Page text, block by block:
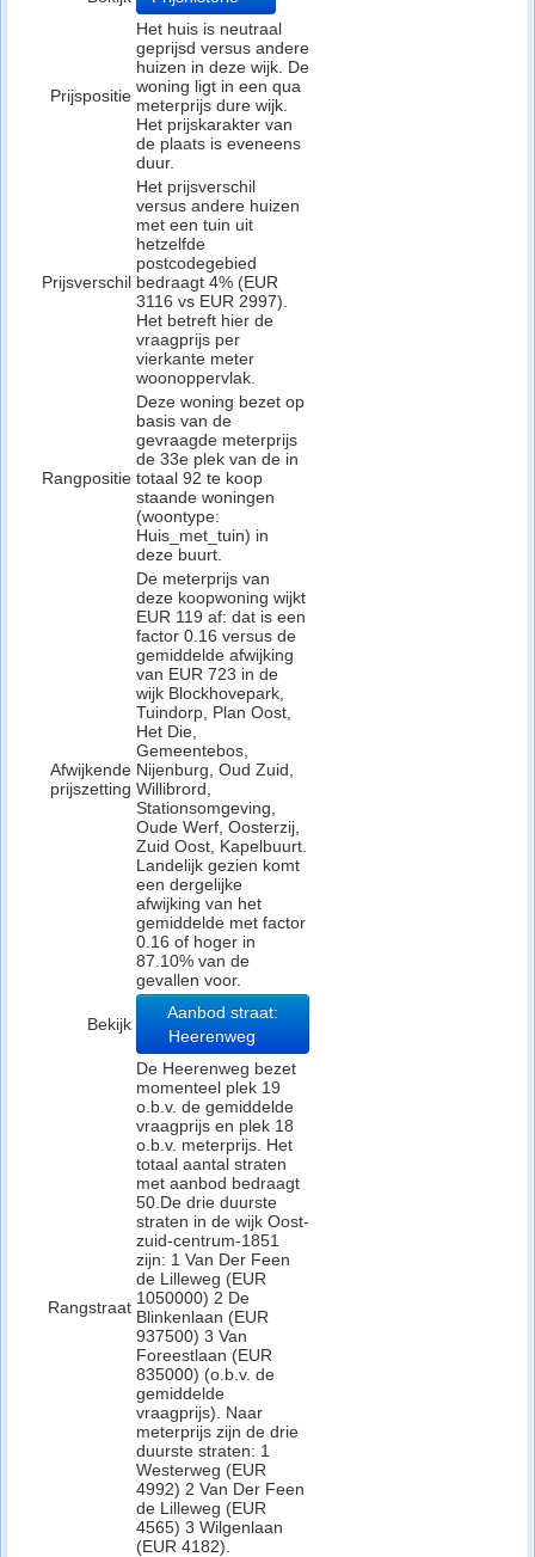
Prijspositie
Het huis is neutraal
geprijsd versus andere
huizen in deze wijk. De
woning ligt in een qua
meterprijs dure wijk.
Het prijskarakter van
de plaats is eveneens
duur.
Prijsverschil
Het prijsverschil
versus andere huizen
met een tuin uit
hetzelfde
postcodegebied
bedraagt 4% (EUR
3116 vs EUR 2997).
Het betreft hier de
vraagprijs per
vierkante meter
woonoppervlak.
Rangpositie
Deze woning bezet op
basis van de
gevraagde meterprijs
de 33e plek van de in
totaal 92 te koop
staande woningen
(woontype:
Huis_met_tuin) in
deze buurt.
Afwijkende
prijszetting
De meterprijs van
deze koopwoning wijkt
EUR 119 af: dat is een
factor 0.16 versus de
gemiddelde afwijking
van EUR 723 in de
wijk Blockhovepark,
Tuindorp, Plan Oost,
Het Die,
Gemeentebos,
Nijenburg, Oud Zuid,
Willibrord,
Stationsomgeving,
Oude Werf, Oosterzij,
Zuid Oost, Kapelbuurt.
Landelijk gezien komt
een dergelijke
afwijking van het
gemiddelde met factor
0.16 of hoger in
87.10% van de
gevallen voor.
Bekijk
Aanbod straat:
Heerenweg
Rangstraat
De Heerenweg bezet
momenteel plek 19
o.b.v. de gemiddelde
vraagprijs en plek 18
o.b.v. meterprijs. Het
totaal aantal straten
met aanbod bedraagt
50.De drie duurste
straten in de wijk Oost-
zuid-centrum-1851
zijn: 1 Van Der Feen
de Lilleweg (EUR
1050000) 2 De
Blinkenlaan (EUR
937500) 3 Van
Foreestlaan (EUR
835000) (o.b.v. de
gemiddelde
vraagprijs). Naar
meterprijs zijn de drie
duurste straten: 1
Westerweg (EUR
4992) 2 Van Der Feen
de Lilleweg (EUR
4565) 3 Wilgenlaan
(EUR 4182).